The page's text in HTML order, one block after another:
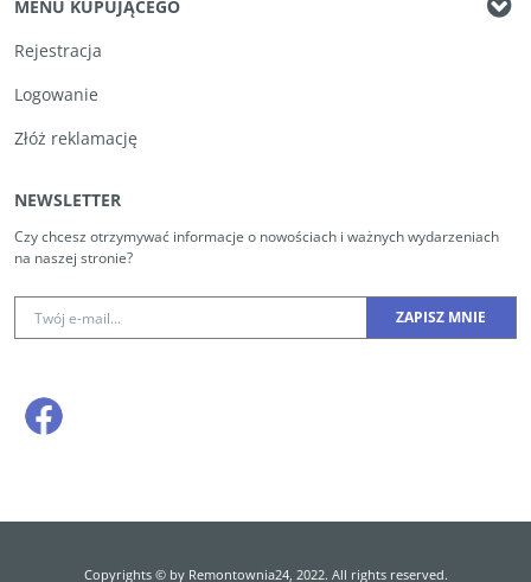
MENU KUPUJĄCEGO
Rejestracja
Logowanie
Złóż reklamację
NEWSLETTER
Czy chcesz otrzymywać informacje o nowościach i ważnych wydarzeniach
na naszej stronie?
Copyrights © by Remontownia24, 2022. All rights reserved.